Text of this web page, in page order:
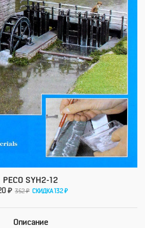
PECO SYH2-12
₽ 352 ₽ СКИДКА 132 ₽
Описание